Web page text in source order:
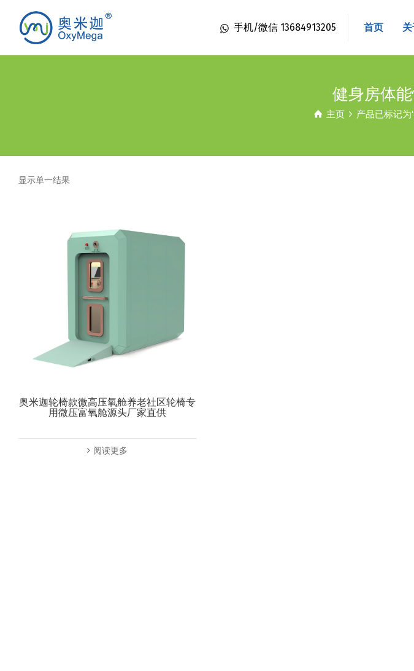
手机/微信 13684913205 首页
健身房体
主页 产品已标记为
显示单一结果
奥米迦轮椅款微高压氧舱养老社区轮椅专
用微压富氧舱源头厂家直供
阅读更多